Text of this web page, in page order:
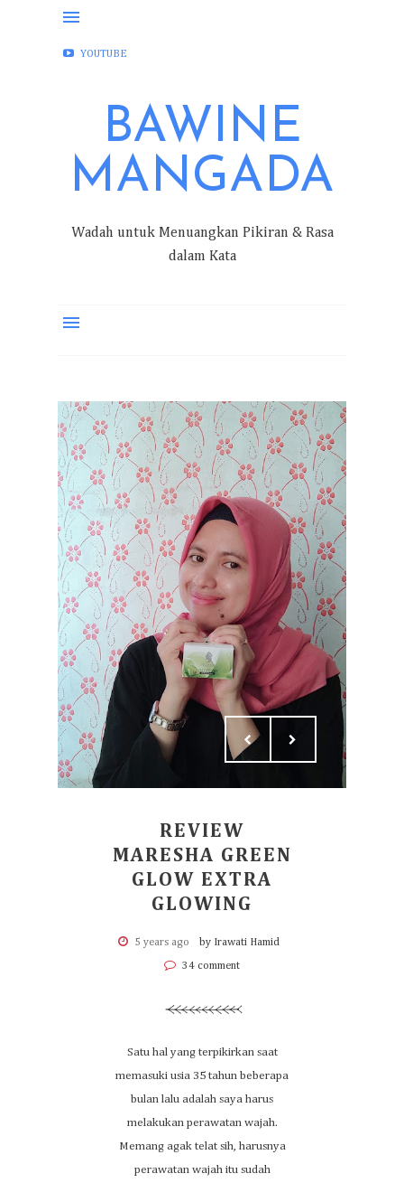
FACEBOOK
YOUTUBE
BAWINE
MANGADA
Wadah untuk Menuangkan Pikiran & Rasa
dalam Kata
REVIEW
MARESHA GREEN
GLOW EXTRA
GLOWING
5 years ago by Irawati Hamid
34 comment
Satu hal yang terpikirkan saat
memasuki usia 35 tahun beberapa
bulan lalu adalah saya harus
melakukan perawatan wajah.
Memang agak telat sih, harusnya
perawatan wajah itu sudah